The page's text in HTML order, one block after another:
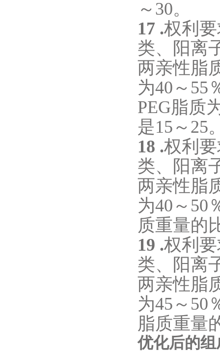
～ 30。
17 .权利
类、阳离
两亲性脂
为40 ～ 55
PEG脂质
是15 ～ 25
18 .权利
类、阳离
两亲性脂
为40 ～ 50
质重量的
19 .权利
类、阳离
两亲性脂
为45 ～ 50
脂质重量
优化后的